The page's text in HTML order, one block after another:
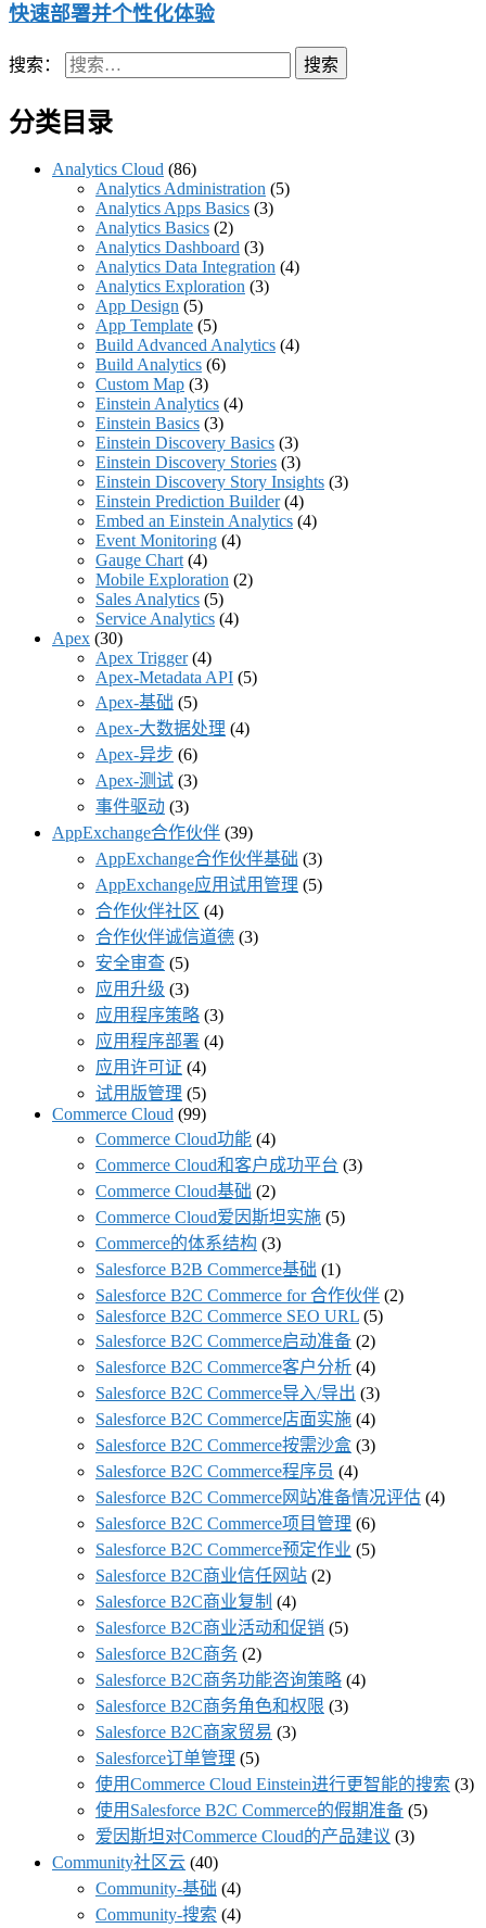
快速部署并个性化体验
搜索：
分类目录
Analytics Cloud (86)
Analytics Administration (5)
Analytics Apps Basics (3)
Analytics Basics (2)
Analytics Dashboard (3)
Analytics Data Integration (4)
Analytics Exploration (3)
App Design (5)
App Template (5)
Build Advanced Analytics (4)
Build Analytics (6)
Custom Map (3)
Einstein Analytics (4)
Einstein Basics (3)
Einstein Discovery Basics (3)
Einstein Discovery Stories (3)
Einstein Discovery Story Insights (3)
Einstein Prediction Builder(4)
Embed an Einstein Analytics (4)
Event Monitoring (4)
Gauge Chart(4)
Mobile Exploration (2)
Sales Analytics (5)
Service Analytics (4)
Apex (30)
Apex Trigger(4)
Apex-Metadata API (5)
Apex-基础 (5)
Apex-大数据处理 (4)
Apex-异步 (6)
Apex-测试 (3)
事件驱动 (3)
AppExchange合作伙伴 (39)
AppExchange合作伙伴基础 (3)
AppExchange应用试用管理 (5)
合作伙伴社区 (4)
合作伙伴诚信道德 (3)
安全审查 (5)
应用升级 (3)
应用程序策略 (3)
应用程序部署 (4)
应用许可证 (4)
试用版管理 (5)
Commerce Cloud (99)
Commerce Cloud功能 (4)
Commerce Cloud和客户成功平台 (3)
Commerce Cloud基础 (2)
Commerce Cloud爱因斯坦实施 (5)
Commerce的体系结构 (3)
Salesforce B2B Commerce基础 (1)
Salesforce B2C Commerce for 合作伙伴 (2)
Salesforce B2C Commerce SEO URL (5)
Salesforce B2C Commerce启动准备 (2)
Salesforce B2C Commerce客户分析 (4)
Salesforce B2C Commerce导入/导出 (3)
Salesforce B2C Commerce店面实施 (4)
Salesforce B2C Commerce按需沙盒 (3)
Salesforce B2C Commerce程序员 (4)
Salesforce B2C Commerce网站准备情况评估 (4)
Salesforce B2C Commerce项目管理 (6)
Salesforce B2C Commerce预定作业 (5)
Salesforce B2C商业信任网站 (2)
Salesforce B2C商业复制 (4)
Salesforce B2C商业活动和促销 (5)
Salesforce B2C商务 (2)
Salesforce B2C商务功能咨询策略 (4)
Salesforce B2C商务角色和权限 (3)
Salesforce B2C商家贸易 (3)
Salesforce订单管理 (5)
使用Commerce Cloud Einstein进行更智能的搜索 (3)
使用Salesforce B2C Commerce的假期准备 (5)
爱因斯坦对Commerce Cloud的产品建议 (3)
Community社区云 (40)
Community-基础 (4)
Community-搜索 (4)